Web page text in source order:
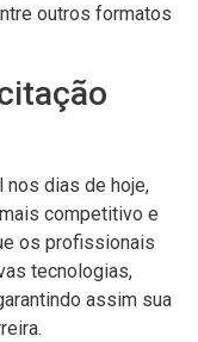
outros formatos
dias de hoje,
competitivo e
os profissionais
tecnologias,
assim sua